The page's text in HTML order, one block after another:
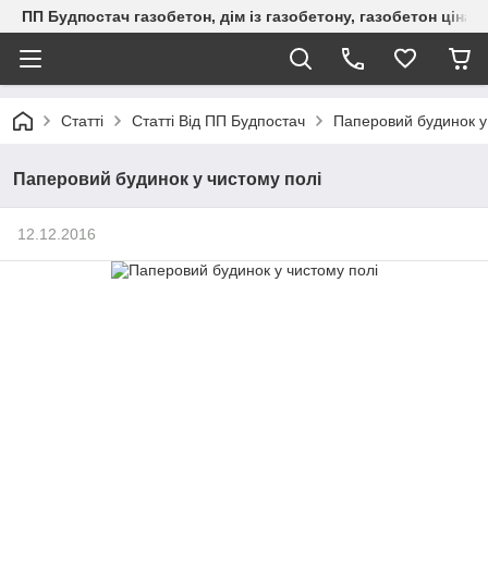
ПП Будпостач газобетон, дім із газобетону, газобетон
Статті Статті Від ПП Будпостач Паперовий будинок
Паперовий будинок у чистому полі
12.12.2016